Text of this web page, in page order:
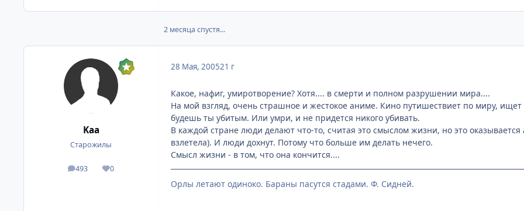
2 месяца спустя...
Kaa
Старожилы
493
посты 0
Репутация
28 Мая, 200521 г
Какое, нафиг, умиротворение? Хотя.... в смерти и полном разрушении мира....
На мой взгляд, очень страшное и жестокое аниме. Кино путишествиет по миру,
будешь ты убитым. Или умри, и не придется никого убивать.
В каждой стране люди делают что-то, считая это смыслом жизни, но это
взлетела). И люди дохнут. Потому что больше им делать нечего.
Смысл жизни - в том, что она кончится....
Орлы летают одиноко. Бараны пасутся стадами. Ф. Сидней.